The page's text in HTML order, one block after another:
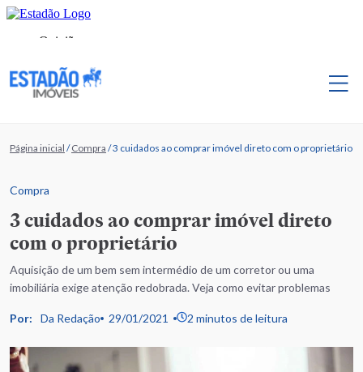
Página inicial /Compra /3 cuidados ao comprar imóvel direto com o proprietário
Compra
3 cuidados ao comprar imóvel direto
com o proprietário
Aquisição de um bem sem intermédio de um corretor ou uma
imobiliária exige atenção redobrada. Veja como evitar problemas
Por: Da Redação 29/01/2021 2 minutos de leitura